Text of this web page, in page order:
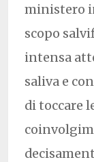
ministero
scopo
intensa
saliva e
di toccare